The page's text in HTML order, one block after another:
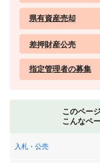
県有資産売却
差押財産公売
指定管理者の募集
このペー
こんなペ
入札・公売